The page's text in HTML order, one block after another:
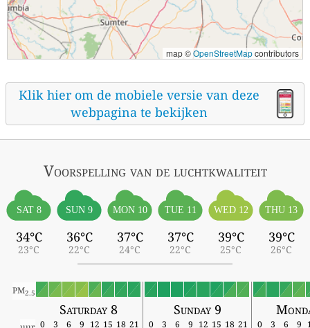
map ©OpenStreetMapcontributors
Klik hier om de mobiele versie van deze
webpagina te bekijken
Voorspelling van de luchtkwaliteit
SAT 8
34°C
23°C
SUN 9
36°C
22°C
MON 10
37°C
24°C
TUE 11
37°C
22°C
WED 12
39°C
25°C
THU 13
39°C
26°C
PM2.5
Saturday 8 Sunday 9
0 3 6 9 12 15 18 21 0 3 6 9 12 15 18 21 0 3 6 9